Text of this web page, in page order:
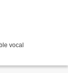
vocal